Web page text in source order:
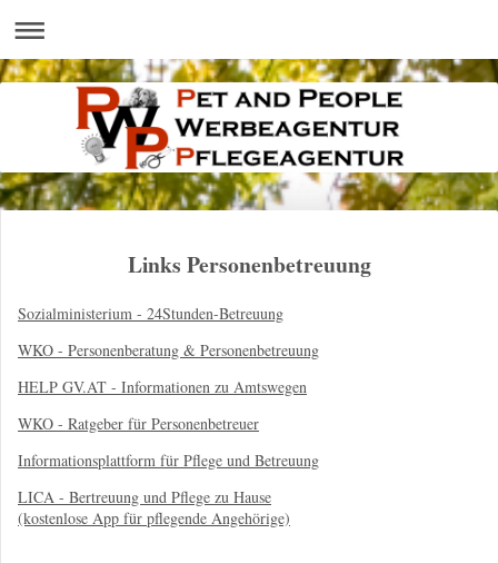
Links Personenbetreuung
Sozialministerium - 24Stunden-Betreuung
WKO - Personenberatung & Personenbetreuung
HELP GV.AT - Informationen zu Amtswegen
WKO - Ratgeber für Personenbetreuer
Informationsplattform für Pflege und Betreuung
LICA - Bertreuung und Pflege zu Hause
(kostenlose App für pflegende Angehörige)